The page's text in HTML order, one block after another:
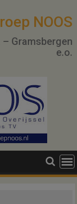
NOOS
Gramsbergen
e.o.